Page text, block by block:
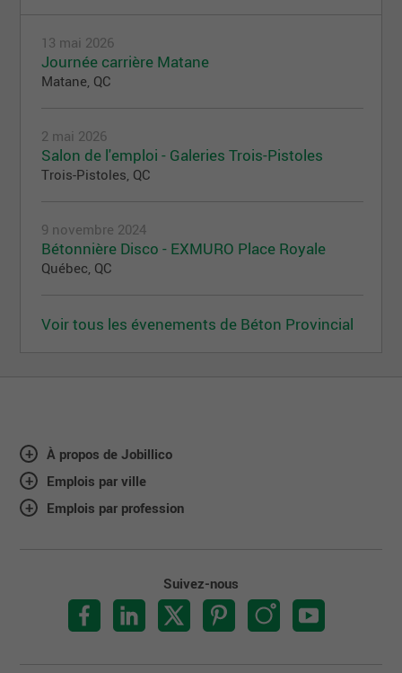
13 mai 2026
Journée carrière Matane
Matane, QC
2 mai 2026
Salon de l'emploi - Galeries Trois-Pistoles
Trois-Pistoles, QC
9 novembre 2024
Bétonnière Disco - EXMURO Place Royale
Québec, QC
Voir tous les évenements de Béton Provincial
À propos de Jobillico
Emplois par ville
Emplois par profession
Suivez-nous